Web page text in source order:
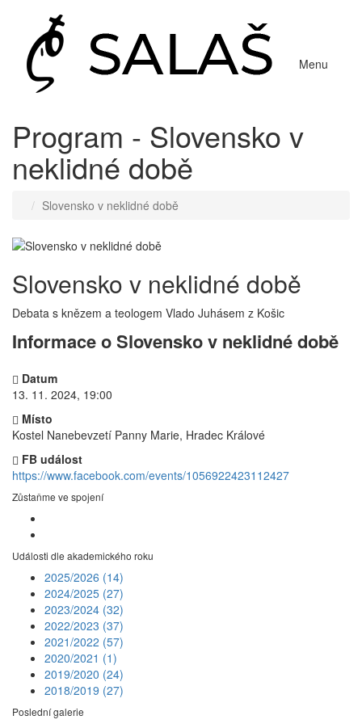
Menu
Program - Slovensko v
neklidné době
Slovensko v neklidné době
Slovensko v neklidné době
Debata s knězem a teologem Vlado Juhásem z Košic
Informace o Slovensko v neklidné době
Datum
13. 11. 2024, 19:00
Místo
Kostel Nanebevzetí Panny Marie, Hradec Králové
FB událost
https://www.facebook.com/events/1056922423112427
Zůstaňme ve spojení
Události dle akademického roku
2025/2026 (14)
2024/2025 (27)
2023/2024 (32)
2022/2023 (37)
2021/2022 (57)
2020/2021 (1)
2019/2020 (24)
2018/2019 (27)
Poslední galerie